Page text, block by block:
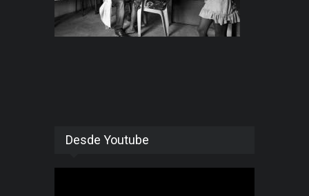
Desde Youtube